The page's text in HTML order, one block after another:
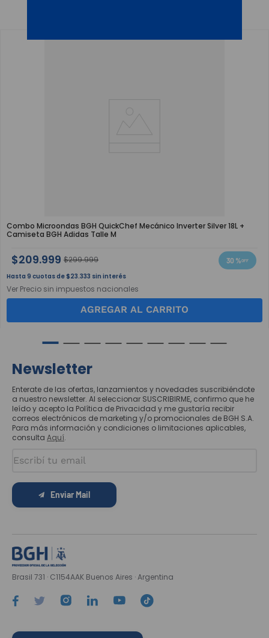
Combo Microondas BGH QuickChef Mecánico Inverter Silver 18L +
Camiseta BGH Adidas Talle M
30 %
$209.999 $299.999
9 $23.333 sin interés
Ver Precio sin impuestos nacionales
AGREGAR AL CARRITO
Newsletter
Enterate de las ofertas, lanzamientos y novedades suscribiéndote
a nuestro newsletter. Al seleccionar SUSCRIBIRME, confirmo que he
leído y acepto la Política de Privacidad y me gustaría recibir
correos electrónicos de marketing y/o promocionales de BGH S.A.
Para más información y condiciones o limitaciones aplicables,
consulta Aquí.
Enviar Mail
Brasil 731 · C1154AAK Buenos Aires · Argentina